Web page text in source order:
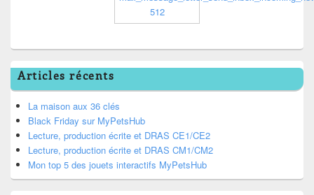
Articles récents
La maison aux 36 clés
Black Friday sur MyPetsHub
Lecture, production écrite et DRAS CE1/CE2
Lecture, production écrite et DRAS CM1/CM2
Mon top 5 des jouets interactifs MyPetsHub